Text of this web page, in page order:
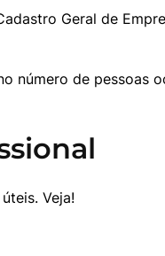
Geral de
número de pessoas
Veja!